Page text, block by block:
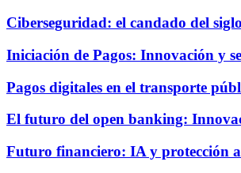
Ciberseguridad: el candado del
Iniciación de Pagos: Innovación y
Pagos digitales en el transporte
El futuro del open banking:
Futuro financiero: IA y protección